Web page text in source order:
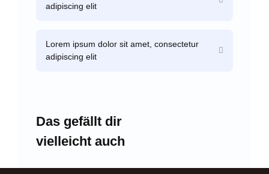
adipiscing elit
Lorem ipsum dolor sit amet, consectetur
adipiscing elit
Das gefällt dir
vielleicht auch